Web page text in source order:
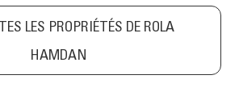
LES PROPRIÉTÉS DE ROLA
HAMDAN